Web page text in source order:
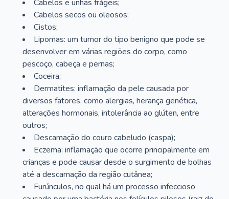
Cabelos e unhas frágeis;
Cabelos secos ou oleosos;
Cistos;
Lipomas: um tumor do tipo benigno que pode se
desenvolver em várias regiões do corpo, como
pescoço, cabeça e pernas;
Coceira;
Dermatites: inflamação da pele causada por
diversos fatores, como alergias, herança genética,
alterações hormonais, intolerância ao glúten, entre
outros;
Descamação do couro cabeludo (caspa);
Eczema: inflamação que ocorre principalmente em
crianças e pode causar desde o surgimento de bolhas
até a descamação da região cutânea;
Furúnculos, no qual há um processo infeccioso